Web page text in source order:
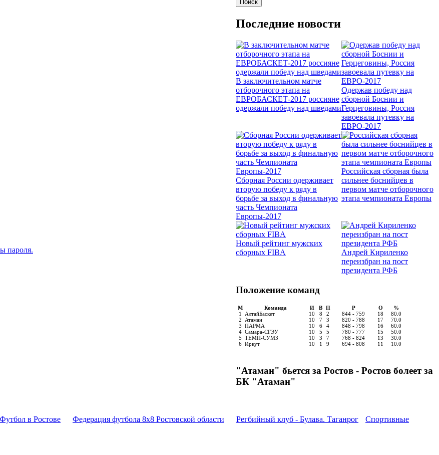
пароля.
Последние новости
В заключительном матче
отборочного этапа на
ЕВРОБАСКЕТ-2017 россияне
одержали победу над шведами
Одержав победу над
сборной Боснии и
Герцеговины, Россия
завоевала путевку на
ЕВРО-2017
Сборная России одерживает
вторую победу к ряду в
борьбе за выход в финальную
часть Чемпионата
Европы-2017
Российская сборная была
сильнее боснийцев в
первом матче отборочного
этапа чемпионата Европы
Новый рейтинг мужских
сборных FIBA
Андрей Кириленко
переизбран на пост
президента РФБ
Положение команд
М Команда И В П Р О
%
1
АлтайБаскет 10 8 2 844 - 759 18
80.0
2
Атаман 10 7 3 820 - 788 17
70.0
3 ПАРМА 10 6 4 848 - 798 16
60.0
4 Самара-СГЭУ 10 5 5 780 - 777 15
50.0
5 ТЕМП-СУМЗ 10 3 7 768 - 824 13
30.0
6 Иркут 10 1 9 694 - 808 11 10.0
"Атаман" бьется за Ростов - Ростов болеет за
БК "Атаман"
в Ростове Федерация футбола 8x8 Ростовской области Регбийный клуб - Булава. Таганрог
Спортивные